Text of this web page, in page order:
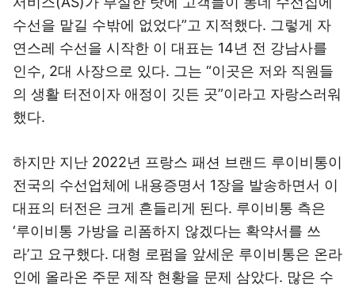
수선을 맡길 수밖에 없었다”고 지적했다. 그렇게 자
연스레 수선을 시작한 이 대표는 14년 전 강남사를
인수, 2대 사장으로 있다. 그는 “이곳은 저와 직원들
의 생활 터전이자 애정이 깃든 곳”이라고 자랑스러워
했다.
하지만 지난 2022년 프랑스 패션 브랜드 루이비통이
전국의 수선업체에 내용증명서 1장을 발송하면서 이
대표의 터전은 크게 흔들리게 된다. 루이비통 측은
‘루이비통 가방을 리폼하지 않겠다는 확약서를 쓰
라’고 요구했다. 대형 로펌을 앞세운 루이비통은 온라
인에 올라온 주문 제작 현황을 문제 삼았다. 많은 수